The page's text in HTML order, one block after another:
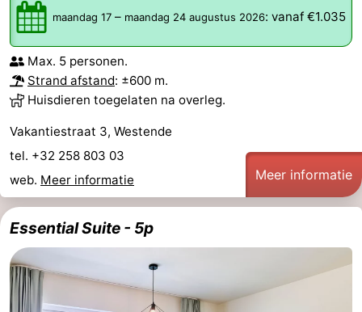
maandag 17 – maandag 24 augustus 2026: vanaf €1.035
Max. 5 personen.
Strand afstand: ±600 m.
Huisdieren toegelaten na overleg.
Vakantiestraat 3, Westende
tel. +32 258 803 03
web. Meer informatie Meer informatie
Essential Suite - 5p